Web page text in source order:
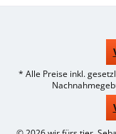
* Alle Preise inkl.